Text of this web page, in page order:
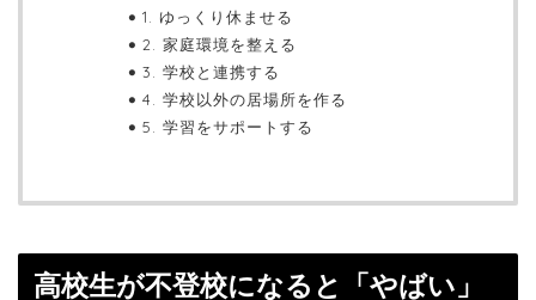
1. ゆっくり休ませる
2. 家庭環境を整える
3. 学校と連携する
4. 学校以外の居場所を作る
5. 学習をサポートする
高校生が不登校になると「やばい」